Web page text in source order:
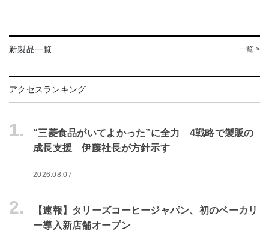
新製品一覧 一覧 >
アクセスランキング
1.
“三菱食品がいてよかった”に全力 4戦略で製販の
成長支援 伊藤社長が方針示す
2026.08.07
2.
【速報】タリーズコーヒージャパン、初のベーカリ
ー導入新店舗オープン